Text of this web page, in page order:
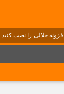
جلالی را نصب کنید.